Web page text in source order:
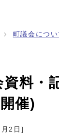
町議会につい
料・
催)
2日 ]